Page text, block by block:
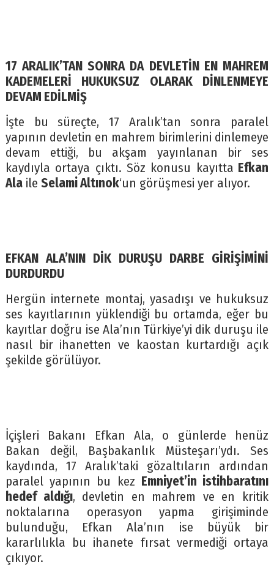
17 ARALIK’TAN SONRA DA DEVLETİN EN MAHREM
KADEMELERİ HUKUKSUZ OLARAK DİNLENMEYE
DEVAM EDİLMİŞ
İşte bu süreçte, 17 Aralık’tan sonra paralel
yapının devletin en mahrem birimlerini dinlemeye
devam ettiği, bu akşam yayınlanan bir ses
kaydıyla ortaya çıktı. Söz konusu kayıtta Efkan
Alaile Selami Altınok‘un görüşmesi yer alıyor.
EFKAN ALA’NIN DİK DURUŞU DARBE GİRİŞİMİNİ
DURDURDU
Hergün internete montaj, yasadışı ve hukuksuz
ses kayıtlarının yüklendiği bu ortamda, eğer bu
kayıtlar doğru ise Ala’nın Türkiye’yi dik duruşu ile
nasıl bir ihanetten ve kaostan kurtardığı açık
şekilde görülüyor.
İçişleri Bakanı Efkan Ala, o günlerde henüz
Bakan değil, Başbakanlık Müsteşarı’ydı. Ses
kaydında, 17 Aralık’taki gözaltıların ardından
paralel yapının bu kez Emniyet’in istihbaratını
hedef aldığı, devletin en mahrem ve en kritik
noktalarına operasyon yapma girişiminde
bulunduğu, Efkan Ala’nın ise büyük bir
kararlılıkla bu ihanete fırsat vermediği ortaya
çıkıyor.